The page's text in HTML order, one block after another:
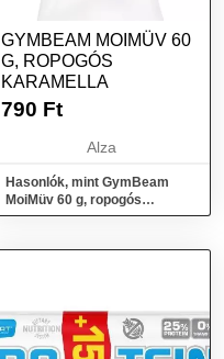
GYMBEAM MOIMÜV 60
G, ROPOGÓS
KARAMELLA
790 Ft
Alza
Hasonlók, mint GymBeam
MoiMüv 60 g, ropogós
karamella